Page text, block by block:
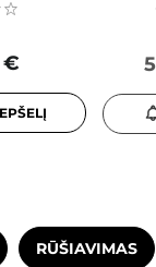
€
RŪŠIAVIMAS